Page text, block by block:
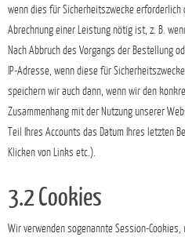
wenn dies für Sicherheitszwecke
Abrechnung einer Leistung nötig ist, z. B.
Nach Abbruch des Vorgangs der Bestellung
IP-Adresse, wenn diese für
speichern wir auch dann, wenn wir den
Zusammenhang mit der Nutzung unserer
Teil Ihres Accounts das Datum Ihres letzten
Klicken von Links etc.).
3.2 Cookies
Wir verwenden sogenannte Session-